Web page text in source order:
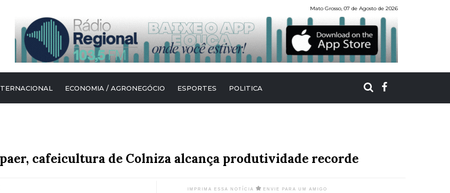
Mato Grosso, 07 de Agosto de 2026
ECONOMIA / AGRONEGÓCIO ESPORTES POLITICA
cafeicultura de Colniza alcança produtividade recorde
IMPRIMA ESSA NOTÍCIA ENVIE PARA UM AMIGO